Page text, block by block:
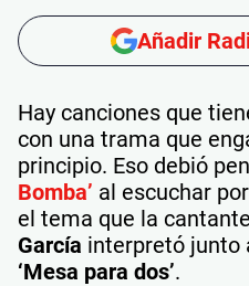
Añadir
Hay canciones que
con una trama que
principio. Eso debió
Bomba’ al escuchar
el tema que la
García interpretó junto
‘Mesa para dos’.